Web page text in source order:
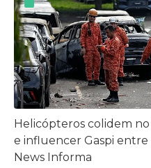
Helicópteros colidem
e influencer Gaspi entre
News Informa